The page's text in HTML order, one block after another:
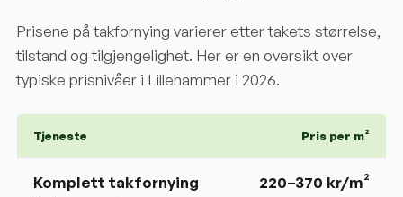
Prisene på takfornying varierer etter takets størrelse,
tilstand og tilgjengelighet. Her er en oversikt over
typiske prisnivåer i Lillehammer i 2026.
Tjeneste Pris per m²
Komplett takfornying 220–370 kr/m²